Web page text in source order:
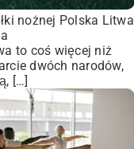
nożnej Polska Litwa
to coś więcej niż
dwóch narodów,
[…]